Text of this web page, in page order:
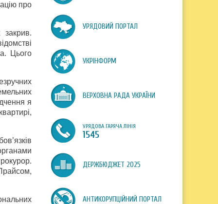
про
Цього
я
УРЯДОВИЙ ПОРТАЛ
УКРІНФОРМ
ВЕРХОВНА РАДА УКРАЇНИ
УРЯДОВА ГАРЯЧА ЛІНІЯ
1545
ДЕРЖБЮДЖЕТ 2025
АНТИКОРУПЦІЙНИЙ ПОРТАЛ